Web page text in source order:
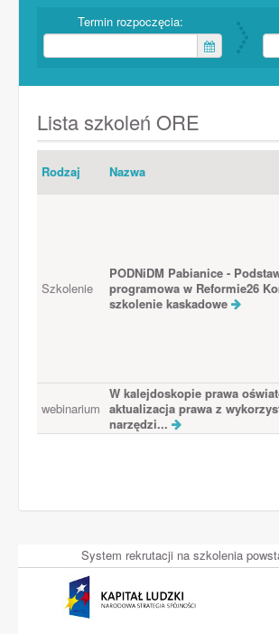
Termin rozpoczęcia:
Lista szkoleń ORE
Rodzaj Nazwa
Szkolenie
PODNiDM Pabianice -
programowa w Reformie26
szkolenie kaskadowe
webinarium
W kalejdoskopie prawa
aktualizacja prawa z
narzędzi...
System rekrutacji na szkolenia